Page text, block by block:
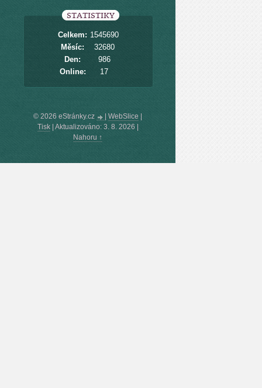
STATISTIKY
Online: 17
Celkem: 1545690
Měsíc:
32680
Den:
986
© 2026 eStránky.cz WebSlice
Tisk| Aktualizováno: 3. 8. 2026
Nahoru ↑